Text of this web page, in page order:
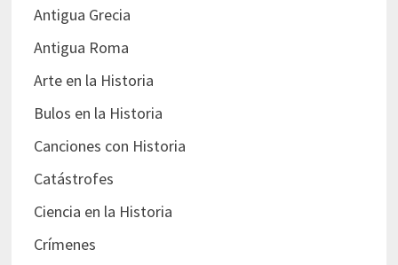
Antigua Grecia
Antigua Roma
Arte en la Historia
Bulos en la Historia
Canciones con Historia
Catástrofes
Ciencia en la Historia
Crímenes